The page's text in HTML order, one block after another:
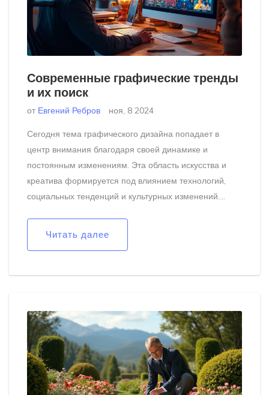
Современные графические тренды
и их поиск
от Евгений Ребров ноя, 8 2024
Сегодня тема графического дизайна попадает в
центр внимания благодаря своей динамике и
постоянным изменениям. Эта область искусства и
креатива формируется под влиянием технологий,
социальных тенденций и культурных изменений.
настоящим вызовом. Чтобы быть в курсе, дизайнеры
социальные сети, онлайн-платформы и
Читать далее